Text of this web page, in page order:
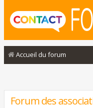
Accueil du forum
Forum des